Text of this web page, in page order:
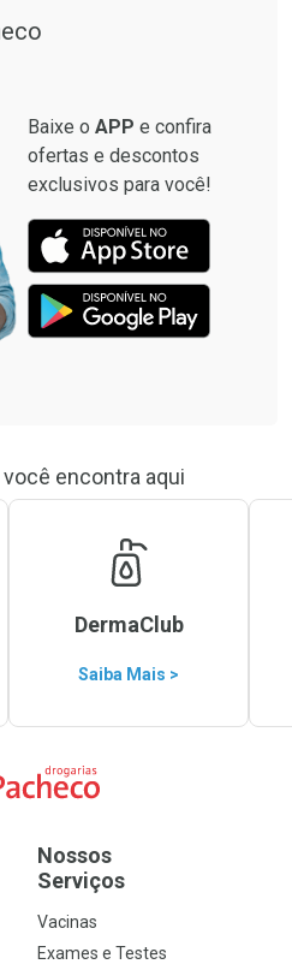
Baixe o APP e confira
ofertas e descontos
exclusivos para você!
encontra aqui
DermaClub
Saiba Mais >
Home
Nossos
Serviços
Vacinas
Exames e Testes